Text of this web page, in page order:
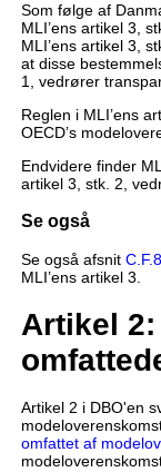
Som følge af
MLI’ens artikel 3,
MLI’ens artikel 3,
at disse
1, vedrører
Reglen i MLI’ens
OECD’s
Endvidere finder
artikel 3, stk. 2,
Se også
Se også afsnit
MLI’ens artikel 3.
Artikel 2:
Artikel 2 i DBO'en
omfattet af